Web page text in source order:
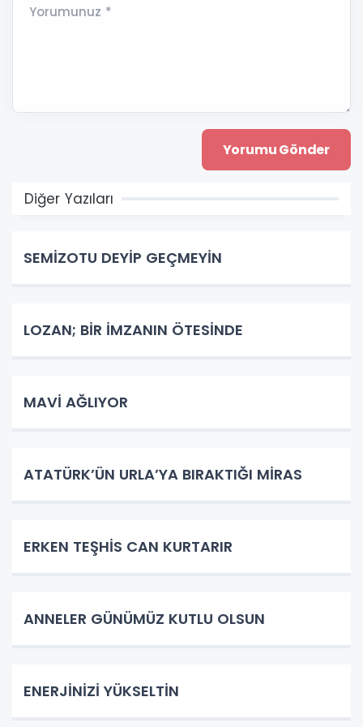
Yorumunuz *
Diğer Yazıları
SEMİZOTU DEYİP GEÇMEYİN
LOZAN; BİR İMZANIN ÖTESİNDE
MAVİ AĞLIYOR
ATATÜRK’ÜN URLA’YA BIRAKTIĞI MİRAS
ERKEN TEŞHİS CAN KURTARIR
ANNELER GÜNÜMÜZ KUTLU OLSUN
ENERJİNİZİ YÜKSELTİN